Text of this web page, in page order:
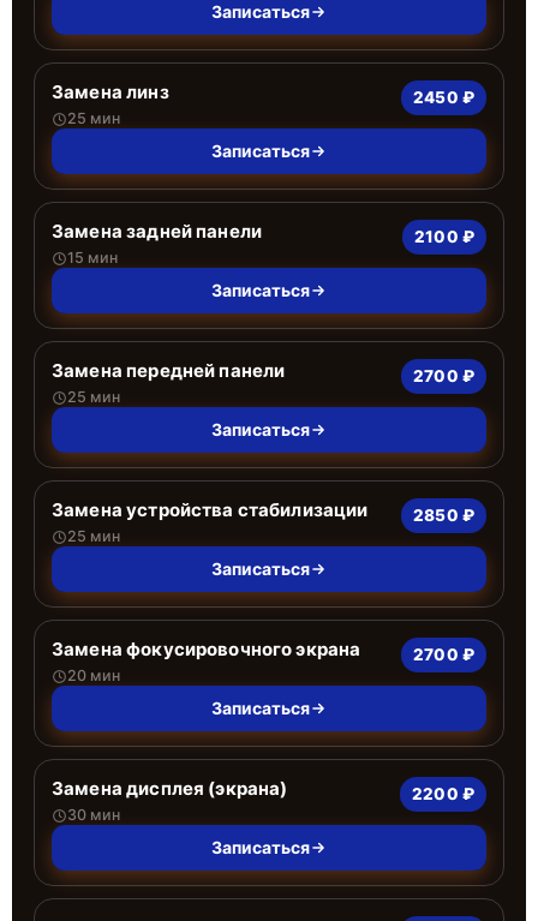
Записаться
Замена линз
25 мин
2450 ₽
Записаться
Замена задней панели
15 мин
2100 ₽
Записаться
Замена передней панели
25 мин
2700 ₽
Записаться
Замена устройства стабилизации
25 мин
2850 ₽
Записаться
Замена фокусировочного экрана
20 мин
2700 ₽
Записаться
Замена дисплея (экрана)
30 мин
2200 ₽
Записаться